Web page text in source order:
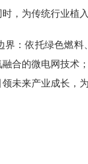
，为传统行业植
依托绿色燃料
合的微电网技
未来产业成长，